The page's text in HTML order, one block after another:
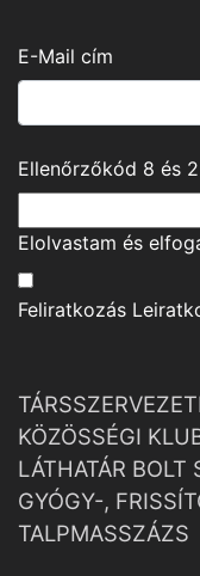
E-Mail cím
Ellenőrzőkód 8 és 2
Elolvastam és
Feliratkozás
KÖZÖSSÉGI
LÁTHATÁR BOLT
GYÓGY-,
TALPMASSZÁZS